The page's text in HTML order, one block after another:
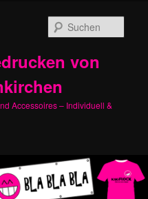
von
Accessoires – Individuell &